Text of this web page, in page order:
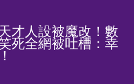
才人設被魔改！數
死全網被吐槽：幸